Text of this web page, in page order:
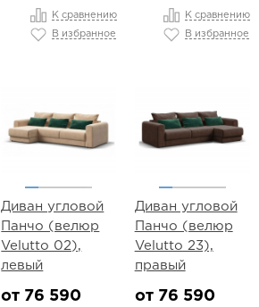
К сравнению
В избранное
К сравнению
В избранное
Диван угловой
Панчо (велюр
Velutto 02),
левый
от 76 590
Диван угловой
Панчо (велюр
Velutto 23),
правый
от 76 590